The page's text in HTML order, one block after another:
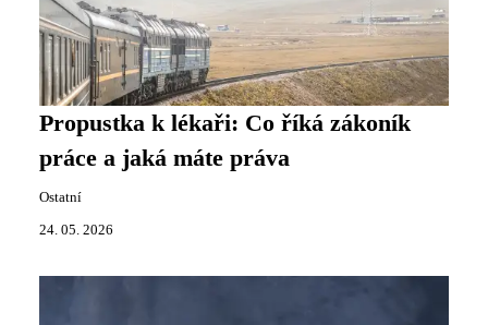
Propustka k lékaři: Co říká zákoník
práce a jaká máte práva
Ostatní
24. 05. 2026